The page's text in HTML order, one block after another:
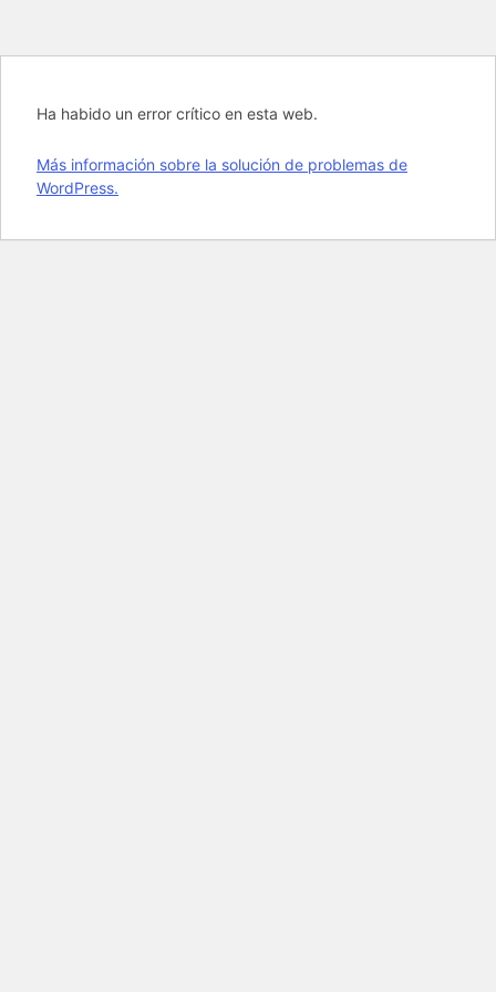
Ha habido un error crítico en esta web.
Más información sobre la solución de problemas de
WordPress.